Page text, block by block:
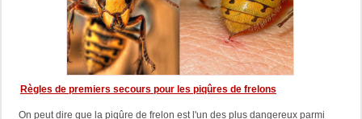
Règles de premiers secours pour les piqûres de frelons
On peut dire que la piqûre de frelon est l'un des plus dangereux parmi